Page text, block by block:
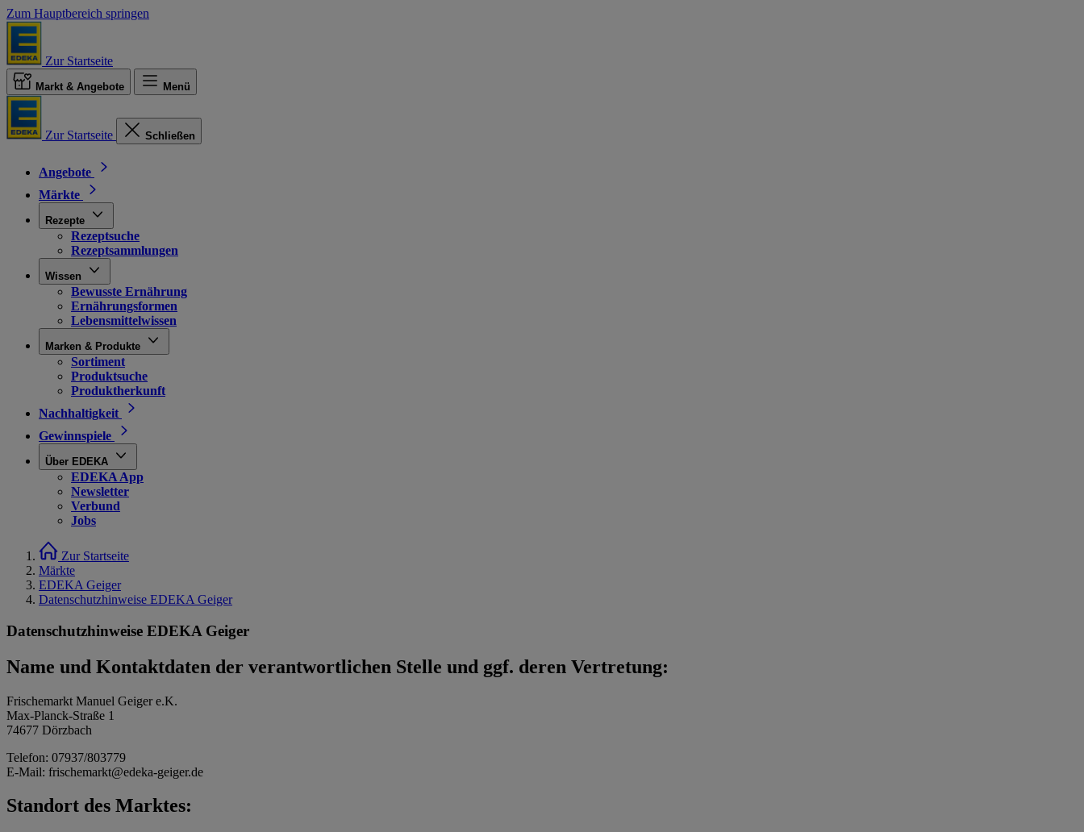
Zum Hauptbereich springen
Zur Startseite
Markt & Angebote Menü
Zur Startseite Schließen
Angebote
Märkte
Rezepte
Rezeptsuche
Rezeptsammlungen
Wissen
Bewusste Ernährung
Ernährungsformen
Lebensmittelwissen
Marken & Produkte
Sortiment
Produktsuche
Produktherkunft
Nachhaltigkeit
Gewinnspiele
Über EDEKA
EDEKA App
Newsletter
Verbund
Jobs
Zur Startseite
Märkte
EDEKA Geiger
Datenschutzhinweise EDEKA Geiger
Datenschutzhinweise EDEKA Geiger
Name und Kontaktdaten der verantwortlichen Stelle und ggf. deren Vertretung:
Frischemarkt Manuel Geiger e.K.
Max-Planck-Straße 1
74677 Dörzbach
Telefon: 07937/803779
E-Mail: frischemarkt@edeka-geiger.de
Standort des Marktes: